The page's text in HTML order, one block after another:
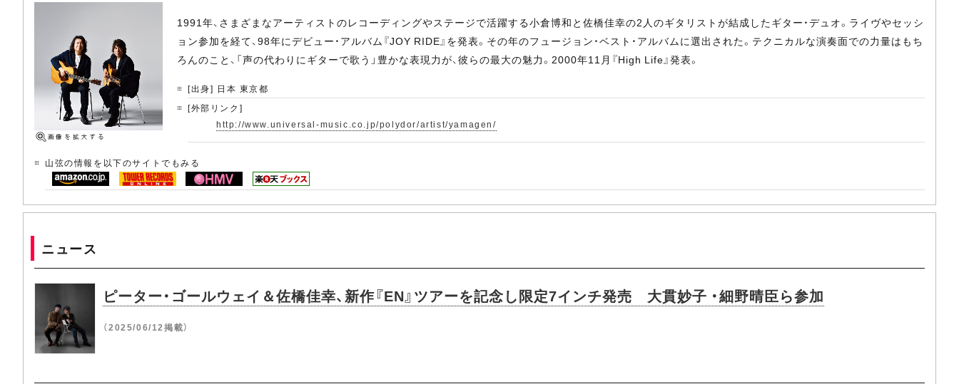
1991年、さまざまなアーティストのレコーディングやステージで活躍する小倉博和と佐橋佳幸の2人のギタリストが結成したギター・デュオ。ライヴやセッシ
ョン参加を経て、98年にデビュー・アルバム『JOY RIDE』を発表。その年のフュージョン・ベスト・アルバムに選出された。テクニカルな演奏面での力量はもち
ろんのこと、「声の代わりにギターで歌う」豊かな表現力が、彼らの最大の魅力。2000年11月『High Life』発表。
[出身] 日本 東京都
[外部リンク]
http://www.universal-music.co.jp/polydor/artist/yamagen/
山弦の情報を以下のサイトでもみる
ニュース
ピーター・ゴールウェイ＆佐橋佳幸、新作『EN』ツアーを記念し限定7インチ発売 大貫妙子 ・細野晴臣ら参加
（2025/06/12掲載）